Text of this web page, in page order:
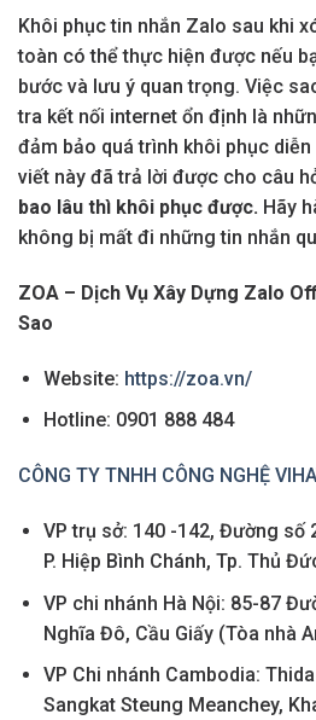
Khôi phục tin nhắn Zalo sau khi
toàn có thể thực hiện được nếu
bước và lưu ý quan trọng. Việc
tra kết nối internet ổn định là
đảm bảo quá trình khôi phục
viết này đã trả lời được cho câu
bao lâu thì khôi phục được. Hãy
không bị mất đi những tin nhắn
ZOA – Dịch Vụ Xây Dựng Zalo
Sao
Website: https://zoa.vn/
Hotline: 0901 888 484
CÔNG TY TNHH CÔNG NGHỆ
VP trụ sở: 140 -142, Đường số
P. Hiệp Bình Chánh, Tp. Thủ
VP chi nhánh Hà Nội: 85-87
Nghĩa Đô, Cầu Giấy (Tòa nhà
VP Chi nhánh Cambodia:
Sangkat Steung Meanchey,